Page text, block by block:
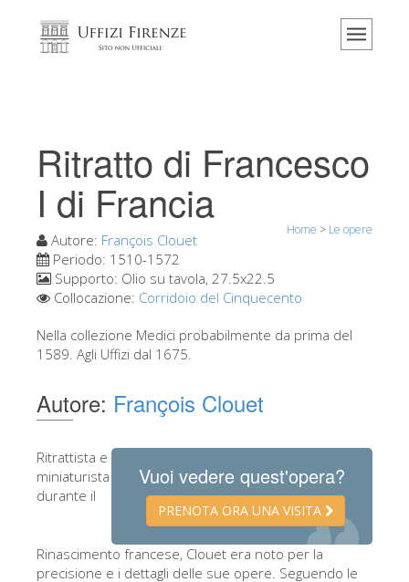
Home
Eventi e mostre
I commenti dei visitatori
Visita gli Uffizi
Prenota ora
Tour virtuale
Le opere
Le sale
Musei di Firenze
Museo nazionale del Bargello
Galleria dell'Accademia
Ritratto di Francesco
I di Francia
Home > Le opere
Autore: François Clouet
Periodo: 1510-1572
Supporto: Olio su tavola, 27.5x22.5
Collocazione: Corridoio del Cinquecento
Nella collezione Medici probabilmente da prima del
1589. Agli Uffizi dal 1675.
Autore: François Clouet
Vuoi vedere quest'opera?
PRENOTA ORA UNA VISITA
Ritrattista e
miniaturista
durante il
Rinascimento francese, Clouet era noto per la
precisione e i dettagli delle sue opere. Seguendo le